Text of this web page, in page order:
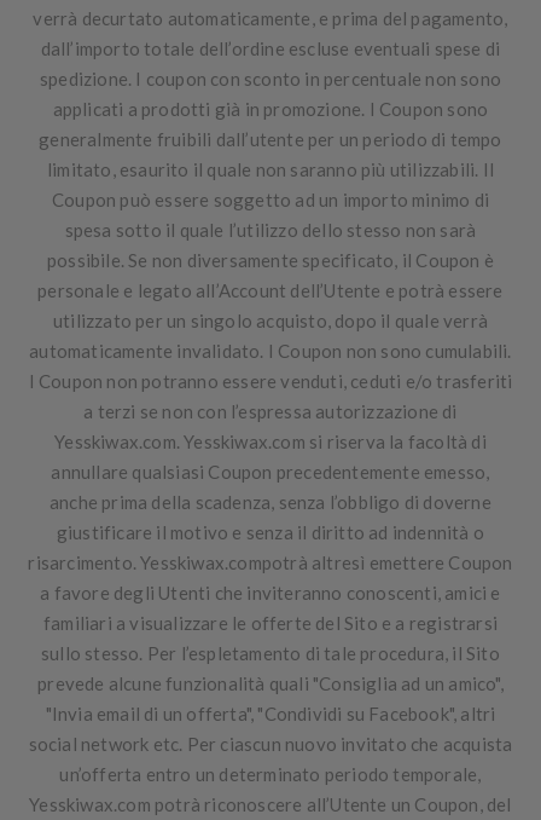
verrà decurtato automaticamente, e prima del pagamento,
dall’importo totale dell’ordine escluse eventuali spese di
spedizione. I coupon con sconto in percentuale non sono
applicati a prodotti già in promozione. I Coupon sono
generalmente fruibili dall’utente per un periodo di tempo
limitato, esaurito il quale non saranno più utilizzabili. Il
Coupon può essere soggetto ad un importo minimo di
spesa sotto il quale l’utilizzo dello stesso non sarà
possibile. Se non diversamente specificato, il Coupon è
personale e legato all’Account dell’Utente e potrà essere
utilizzato per un singolo acquisto, dopo il quale verrà
automaticamente invalidato. I Coupon non sono cumulabili.
I Coupon non potranno essere venduti, ceduti e/o trasferiti
a terzi se non con l’espressa autorizzazione di
Yesskiwax.com. Yesskiwax.com si riserva la facoltà di
annullare qualsiasi Coupon precedentemente emesso,
anche prima della scadenza, senza l’obbligo di doverne
giustificare il motivo e senza il diritto ad indennità o
risarcimento. Yesskiwax.compotrà altresì emettere Coupon
a favore degli Utenti che inviteranno conoscenti, amici e
familiari a visualizzare le offerte del Sito e a registrarsi
sullo stesso. Per l’espletamento di tale procedura, il Sito
prevede alcune funzionalità quali "Consiglia ad un amico",
"Invia email di un offerta", "Condividi su Facebook", altri
social network etc. Per ciascun nuovo invitato che acquista
un’offerta entro un determinato periodo temporale,
Yesskiwax.com potrà riconoscere all’Utente un Coupon, del